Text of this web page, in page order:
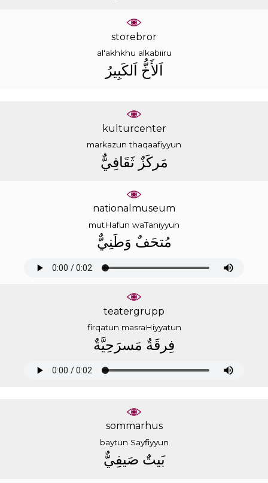
storebror
al'akhkhu alkabiiru
ﺍَﻟﺄَﺥُّ ﺍَﻟﻜَﺒِﻴﺮُ
kulturcenter
markazun thaqaafiyyun
ﻣَﺮﻛَﺰٌ ﺛَﻘَﺎﻓِﻲٌّ
nationalmuseum
mutHafun waTaniyyun
ﻣُﺘﺤَﻒٌ ﻭَﻃَﻨِﻲٌّ
teatergrupp
firqatun masraHiyyatun
ﻓِﺮﻗَﺔٌ ﻣَﺴﺮَﺣِﻴَّﺔٌ
sommarhus
baytun Sayfiyyun
ﺑَﻴﺖٌ ﺻَﻴﻔِﻲٌّ